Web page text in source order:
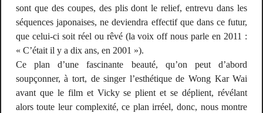
sont que des coupes, des plis dont le relief, entrevu dans les
séquences japonaises, ne deviendra effectif que dans ce futur,
que celui-ci soit réel ou rêvé (la voix off nous parle en 2011 :
« C’était il y a dix ans, en 2001 »).
Ce plan d’une fascinante beauté, qu’on peut d’abord
soupçonner, à tort, de singer l’esthétique de Wong Kar Wai
avant que le film et Vicky se plient et se déplient, révélant
alors toute leur complexité, ce plan irréel, donc, nous montre